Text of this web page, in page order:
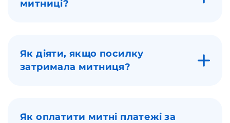
митниці?
Як діяти, якщо посилку
затримала митниця?
Як оплатити митні платежі за